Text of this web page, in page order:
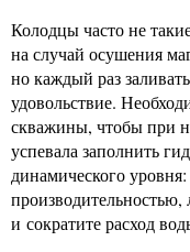
Колодцы часто не
на случай осушения
но каждый раз
удовольствие.
скважины, чтобы при
успевала заполнить
динамического
и сократите расход